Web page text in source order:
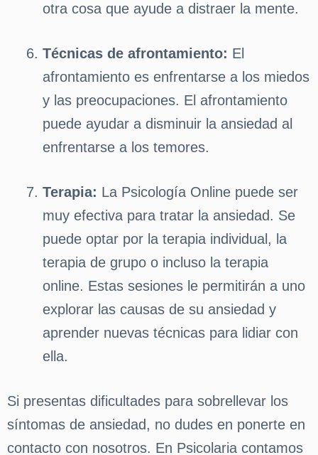
otra cosa que ayude a distraer la mente.
Técnicas de afrontamiento: El
afrontamiento es enfrentarse a los miedos
y las preocupaciones. El afrontamiento
puede ayudar a disminuir la ansiedad al
enfrentarse a los temores.
Terapia: La Psicología Online puede ser
muy efectiva para tratar la ansiedad. Se
puede optar por la terapia individual, la
terapia de grupo o incluso la terapia
online. Estas sesiones le permitirán a uno
explorar las causas de su ansiedad y
aprender nuevas técnicas para lidiar con
ella.
Si presentas dificultades para sobrellevar los
síntomas de ansiedad, no dudes en ponerte en
contacto con nosotros. En Psicolaria contamos